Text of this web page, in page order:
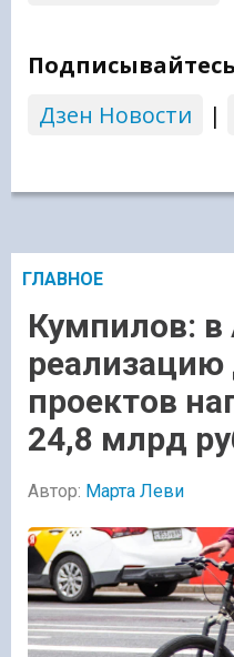
Дзен Новости
|
ГЛАВНОЕ
Кумпилов:
проектов
24,8 млрд
Автор: Марта Леви